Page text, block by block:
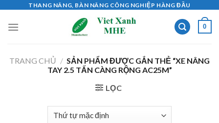
content
THANG NÂNG, BÀN NÂNG CÔNG NGHIỆP HÀNG ĐẦU
0
TRANG CHỦ / SẢN PHẨM ĐƯỢC GẮN THẺ “XE NÂNG
TAY 2.5 TẤN CÀNG RỘNG AC25M”
LỌC